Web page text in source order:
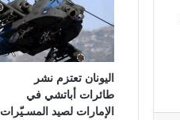
اليونان تعتزم نشر
طائرات أباتشي في
الإمارات لصيد المسـيّرات